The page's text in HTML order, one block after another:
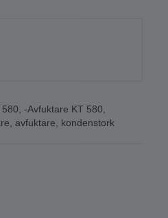
, -Avfuktare KT 580,
, avfuktare, kondenstork